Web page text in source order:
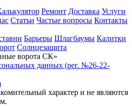
Ремонт Доставка Услуги
Статьи Частые вопросы Контакты
Барьеры Шлагбаумы Калитки
Солнцезащита
ворота СК»
данных (рег. №26-22-
характер и не являются